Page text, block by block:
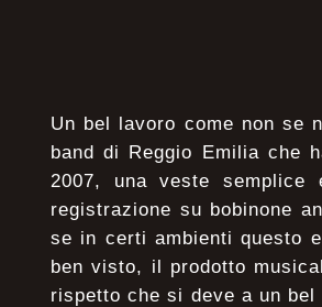
Un bel lavoro come non se
band di Reggio Emilia che
2007, una veste semplice
registrazione su bobinone
se in certi ambienti questo
ben visto, il prodotto
rispetto che si deve a un bel